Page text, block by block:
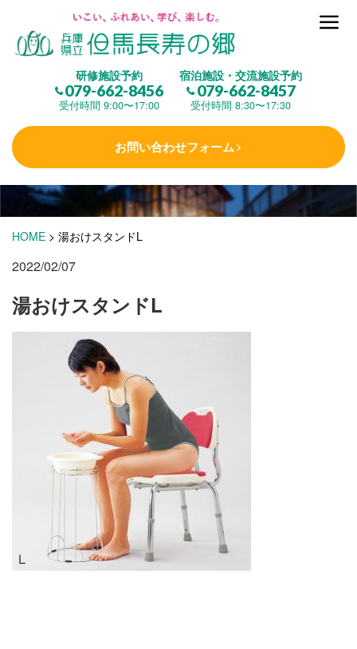
研修施設予約
079-662-8456
受付時間 9:00〜17:00
宿泊施設・交流施設予約
079-662-8457
受付時間 8:30〜17:30
お問い合わせフォーム
但馬長寿の郷とは
(研修施設)
楽しむ
学 ぶ(健康福祉)
泊まる (宿泊)
施設・料金
HOME > 湯おけスタンドL
2022/02/07
湯おけスタンドL